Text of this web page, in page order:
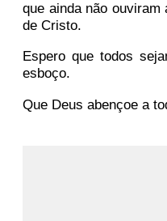
que ainda não
de Cristo.
Espero que todos
esboço.
Que Deus abençoe a